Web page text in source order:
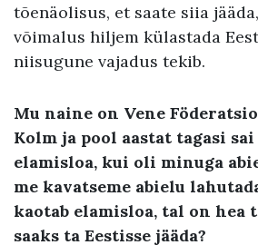
tõenäolisus, et saate siia
võimalus hiljem külastada
niisugune vajadus tekib.
Mu naine on Vene
Kolm ja pool aastat tagasi
elamisloa, kui oli minuga
me kavatseme abielu
kaotab elamisloa, tal on hea
saaks ta Eestisse jääda?